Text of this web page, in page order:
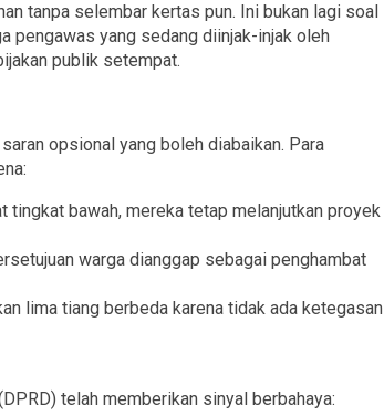
tanpa selembar kertas pun. Ini bukan lagi soal
pengawas yang sedang diinjak-injak oleh
publik setempat.
opsional yang boleh diabaikan. Para
tingkat bawah, mereka tetap melanjutkan proyek
warga dianggap sebagai penghambat
lima tiang berbeda karena tidak ada ketegasan
telah memberikan sinyal berbahaya: